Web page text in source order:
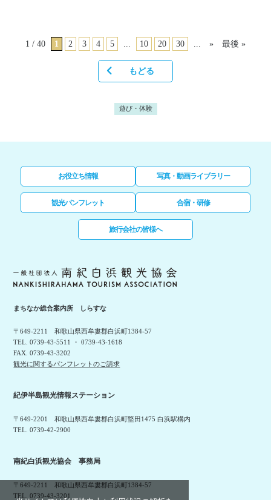
1 / 40 1 2 3 4 5 ... 10 20 30 ... » 最後 »
もどる
遊び・体験
お役立ち情報 写真・動画ライブラリー
観光パンフレット 合宿・研修
旅行会社の皆様へ
まちなか総合案内所 しらすな
〒649-2211 和歌山県西牟婁郡白浜町1384-57
TEL. 0739-43-5511 ・ 0739-43-1618
FAX. 0739-43-3202
観光に関するパンフレットのご請求
紀伊半島観光情報ステーション
〒649-2201 和歌山県西牟婁郡白浜町堅田1475 白浜駅構内
TEL. 0739-42-2900
南紀白浜観光協会 事務局
〒649-2211 和歌山県西牟婁郡白浜町1384-57
TEL. 0739-43-3201